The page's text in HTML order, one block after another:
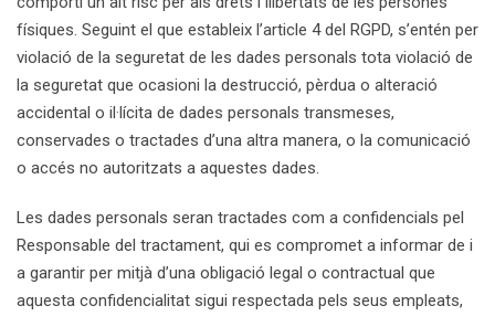
físiques. Seguint el que estableix l’article 4 del RGPD, s’entén per
violació de la seguretat de les dades personals tota violació de
la seguretat que ocasioni la destrucció, pèrdua o alteració
accidental o il·lícita de dades personals transmeses,
conservades o tractades d’una altra manera, o la comunicació
o accés no autoritzats a aquestes dades.
Les dades personals seran tractades com a confidencials pel
Responsable del tractament, qui es compromet a informar de i
a garantir per mitjà d’una obligació legal o contractual que
aquesta confidencialitat sigui respectada pels seus empleats,